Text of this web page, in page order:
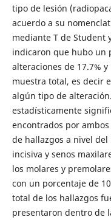
tipo de lesión
acuerdo a su
mediante T de Student
indicaron que hubo un
alteraciones de 17.7%
muestra total, es decir
algún tipo de
estadísticamente
encontrados por
de hallazgos a nivel
incisiva y senos
los molares y
con un porcentaje de
total de los hallazgos
presentaron dentro de